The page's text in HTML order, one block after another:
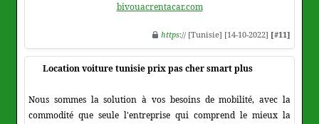
bivouacrentacar.com
https:// [Tunisie] [14-10-2022] [#11]
Location voiture tunisie prix pas cher smart plus
Nous sommes la solution à vos besoins de mobilité, avec la
commodité que seule l'entreprise qui comprend le mieux la